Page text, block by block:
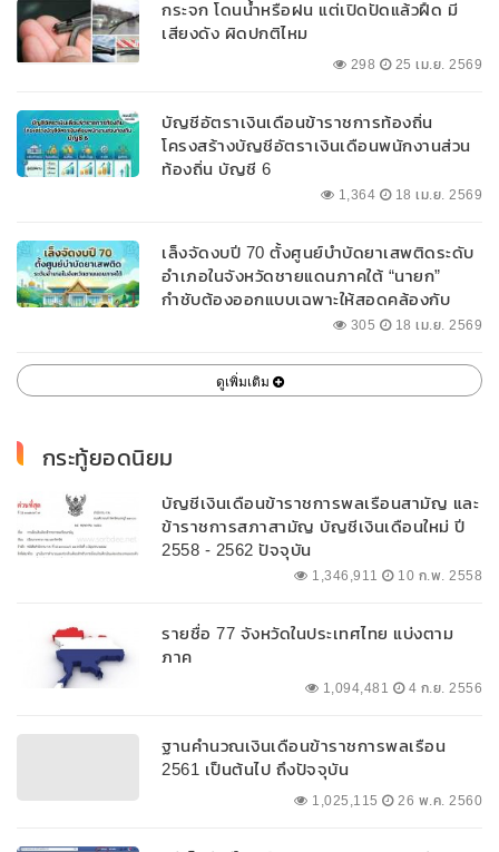
กระจก โดนน้ำหรือฝน แต่เปิดปัดแล้วฝืด มี
เสียงดัง ผิดปกติไหม
298 25 เม.ย. 2569
บัญชีอัตราเงินเดือนข้าราชการท้องถิ่น
โครงสร้างบัญชีอัตราเงินเดือนพนักงานส่วน
ท้องถิ่น บัญชี 6
1,364 18 เม.ย. 2569
เล็งจัดงบปี 70 ตั้งศูนย์บำบัดยาเสพติดระดับ
อำเภอในจังหวัดชายแดนภาคใต้ “นายก”
กำชับต้องออกแบบเฉพาะให้สอดคล้องกับ
305 18 เม.ย. 2569
ดูเพิ่มเติม
กระทู้ยอดนิยม
บัญชีเงินเดือนข้าราชการพลเรือนสามัญ และ
ข้าราชการสภาสามัญ บัญชีเงินเดือนใหม่ ปี
2558 - 2562 ปัจจุบัน
1,346,911 10 ก.พ. 2558
รายชื่อ 77 จังหวัดในประเทศไทย แบ่งตาม
ภาค
1,094,481 4 ก.ย. 2556
ฐานคำนวณเงินเดือนข้าราชการพลเรือน
2561 เป็นต้นไป ถึงปัจจุบัน
1,025,115 26 พ.ค. 2560